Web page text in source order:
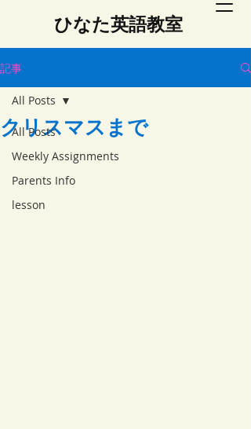
​ひなた英語教室
記事
All Posts
Weekly Assignments
Parents Info
lesson
All Posts
クリスマスまで